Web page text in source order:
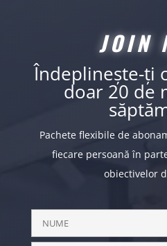
JOIN
Îndeplinește-ți
doar 20 de
Pachete flexibile de
fiecare persoană în
obiectivelor